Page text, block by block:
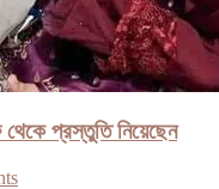
প্রস্তুতি নিয়েছেন